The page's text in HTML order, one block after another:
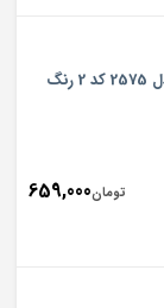
شلوار جین مردانه بادی اسپینر مدل 2575 کد 2 رنگ
تومان659,000